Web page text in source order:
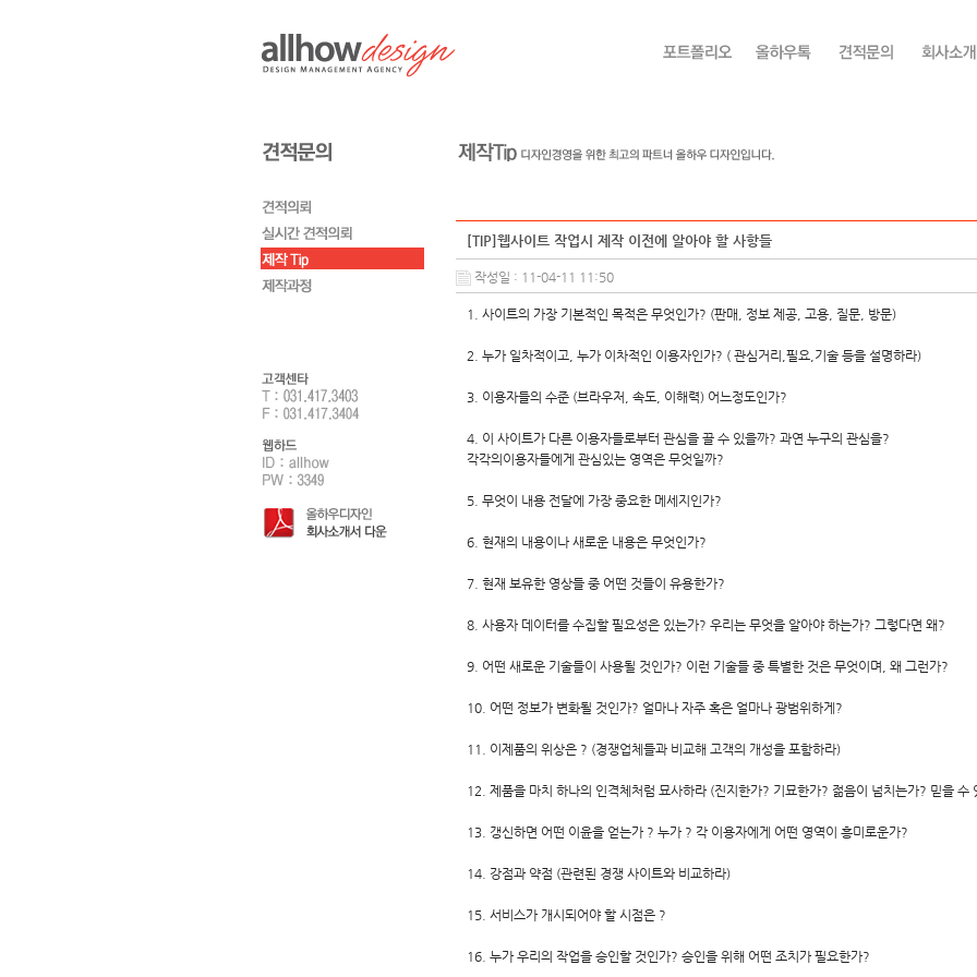
[TIP]웹사이트 작업시 제작 이전에 알아야 할 사항들
작성일 : 11-04-11 11:50
1. 사이트의 가장 기본적인 목적은 무엇인가? (판매, 정보 제공, 고용, 질문, 방문)
2. 누가 일차적이고, 누가 이차적인 이용자인가? ( 관심거리,필요,기술 등을 설명하라)
3. 이용자들의 수준 (브라우저, 속도, 이해력) 어느정도인가?
4. 이 사이트가 다른 이용자들로부터 관심을 끌 수 있을까? 과연 누구의 관심을?
각각의이용자들에게 관심있는 영역은 무엇일까?
5. 무엇이 내용 전달에 가장 중요한 메세지인가?
6. 현재의 내용이나 새로운 내용은 무엇인가?
7. 현재 보유한 영상들 중 어떤 것들이 유용한가?
8. 사용자 데이터를 수집할 필요성은 있는가? 우리는 무엇을 알아야 하는가? 그렇다면 왜?
9. 어떤 새로운 기술들이 사용될 것인가? 이런 기술들 중 특별한 것은 무엇이며, 왜 그런가?
10. 어떤 정보가 변화될 것인가? 얼마나 자주 혹은 얼마나 광범위하게?
11. 이제품의 위상은 ? (경쟁업체들과 비교해 고객의 개성을 포함하라)
12. 제품을 마치 하나의 인격체처럼 묘사하라 (진지한가? 기묘한가? 젊음이 넘치는가? 믿을 수
13. 갱신하면 어떤 이윤을 얻는가 ? 누가 ? 각 이용자에게 어떤 영역이 흥미로운가?
14. 강점과 약점 (관련된 경쟁 사이트와 비교하라)
15. 서비스가 개시되어야 할 시점은 ?
16. 누가 우리의 작업을 승인할 것인가? 승인을 위해 어떤 조치가 필요한가?